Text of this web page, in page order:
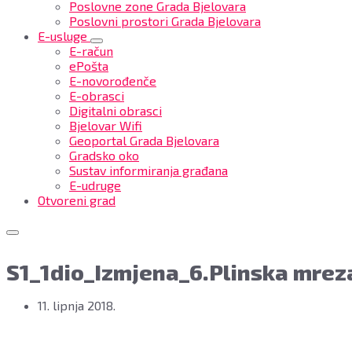
Poslovne zone Grada Bjelovara
Poslovni prostori Grada Bjelovara
E-usluge
E-račun
ePošta
E-novorođenče
E-obrasci
Digitalni obrasci
Bjelovar Wifi
Geoportal Grada Bjelovara
Gradsko oko
Sustav informiranja građana
E-udruge
Otvoreni grad
S1_1dio_Izmjena_6.Plinska
11. lipnja 2018.